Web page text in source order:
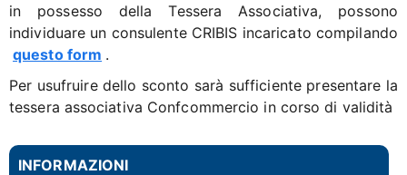
in possesso della Tessera Associativa, possono
individuare un consulente CRIBIS incaricato compilando
questo form .
Per usufruire dello sconto sarà sufficiente presentare la
tessera associativa Confcommercio in corso di validità
INFORMAZIONI